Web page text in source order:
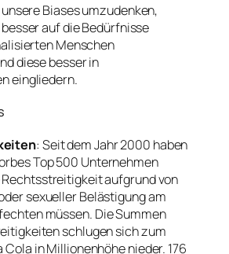
Biases umzudenken,
auf die Bedürfnisse
Menschen
diese besser in
eingliedern.
: Seit dem Jahr 2000 haben
Top 500 Unternehmen
aufgrund von
sexueller Belästigung am
müssen. Die Summen
schlugen sich zum
Cola in Millionenhöhe nieder. 176